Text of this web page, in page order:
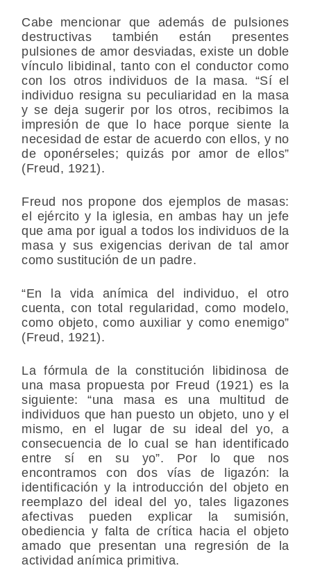
Cabe mencionar que además de pulsiones
destructivas también están presentes
pulsiones de amor desviadas, existe un doble
vínculo libidinal, tanto con el conductor como
con los otros individuos de la masa. “Sí el
individuo resigna su peculiaridad en la masa
y se deja sugerir por los otros, recibimos la
impresión de que lo hace porque siente la
necesidad de estar de acuerdo con ellos, y no
de oponérseles; quizás por amor de ellos”
(Freud, 1921).
Freud nos propone dos ejemplos de masas:
el ejército y la iglesia, en ambas hay un jefe
que ama por igual a todos los individuos de la
masa y sus exigencias derivan de tal amor
como sustitución de un padre.
“En la vida anímica del individuo, el otro
cuenta, con total regularidad, como modelo,
como objeto, como auxiliar y como enemigo”
(Freud, 1921).
La fórmula de la constitución libidinosa de
una masa propuesta por Freud (1921) es la
siguiente: “una masa es una multitud de
individuos que han puesto un objeto, uno y el
mismo, en el lugar de su ideal del yo, a
consecuencia de lo cual se han identificado
entre sí en su yo”. Por lo que nos
encontramos con dos vías de ligazón: la
identificación y la introducción del objeto en
reemplazo del ideal del yo, tales ligazones
afectivas pueden explicar la sumisión,
obediencia y falta de crítica hacia el objeto
amado que presentan una regresión de la
actividad anímica primitiva.